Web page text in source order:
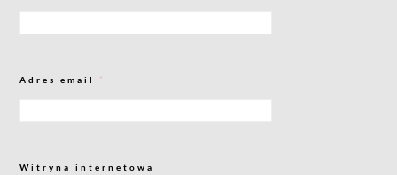
Adres email *
Witryna internetowa